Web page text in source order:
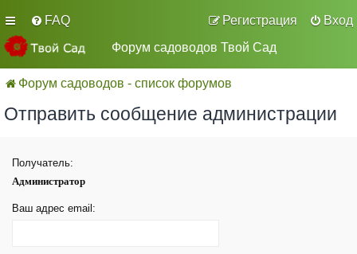
FAQ Вход
Регистрация
Форум садоводов Твой Сад
Форум садоводов - список форумов
Отправить сообщение администрации
Получатель:
Администратор
Ваш адрес email: